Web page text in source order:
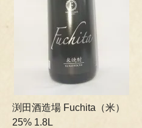
渕田酒造場 Fuchita（米）
25% 1.8L